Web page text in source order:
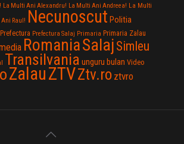
La Multi Ani Alexandru! La Multi Ani Andreea! La Multi
Raul! Necunoscut Politia
Prefectura Prefectura Salaj Primaria Primaria Zalau
RomaniaSalaj Simleu
Transilvania unguru bulan Video
ZalauZTVZtv.ro ztvro